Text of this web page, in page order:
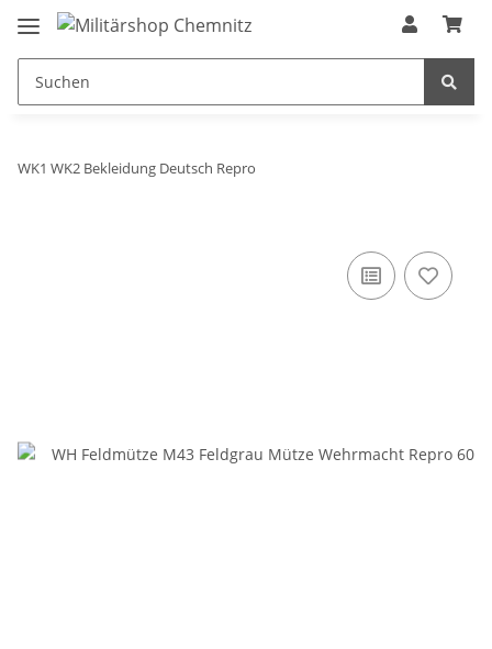
WK1 WK2 Bekleidung Deutsch Repro